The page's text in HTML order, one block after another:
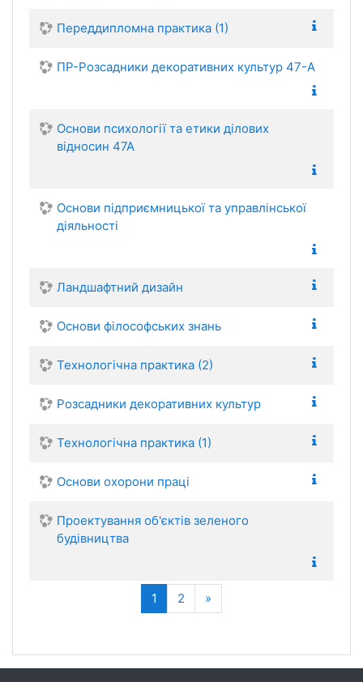
Переддипломна практика (1)
ПР-Розсадники декоративних культур 47-А
Основи психології та етики ділових
відносин 47А
Основи підприємницької та управлінської
діяльності
Ландшафтний дизайн
Основи філософських знань
Технологічна практика (2)
Розсадники декоративних культур
Технологічна практика (1)
Основи охорони праці
Проектування об'єктів зеленого
будівництва
1 (current)
2 »